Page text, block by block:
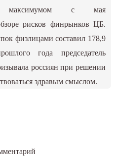
с мая
рисков финрынков ЦБ.
физлицами составил 178,9
года председатель
россиян при решении
здравым смыслом.